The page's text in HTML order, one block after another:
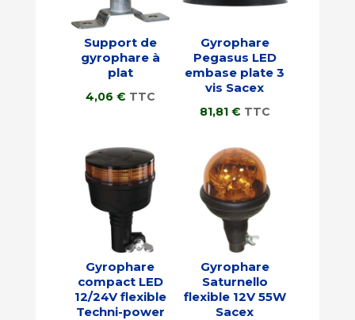
Support de
gyrophare à
plat
4,06 € TTC
Gyrophare
Pegasus LED
embase plate 3
vis Sacex
81,81 € TTC
Gyrophare
compact LED
12/24V flexible
Techni-power
Gyrophare
Saturnello
flexible 12V 55W
Sacex